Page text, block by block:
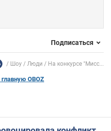
Подписаться
Шоу Люди На конкурсе "Мисс...
OBOZ